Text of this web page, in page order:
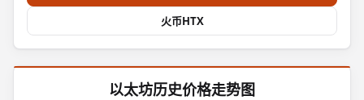
火币HTX
以太坊历史价格走势图